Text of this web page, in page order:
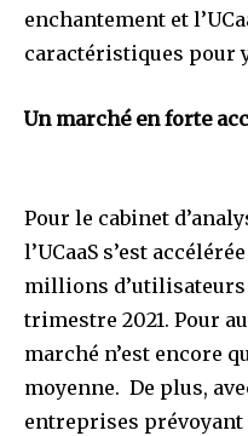
enchantement et
caractéristiques pour
Un marché en forte
Pour le cabinet
l’UCaaS s’est
millions d’utilisateurs
trimestre 2021. Pour
marché n’est encore
moyenne. De plus,
entreprises